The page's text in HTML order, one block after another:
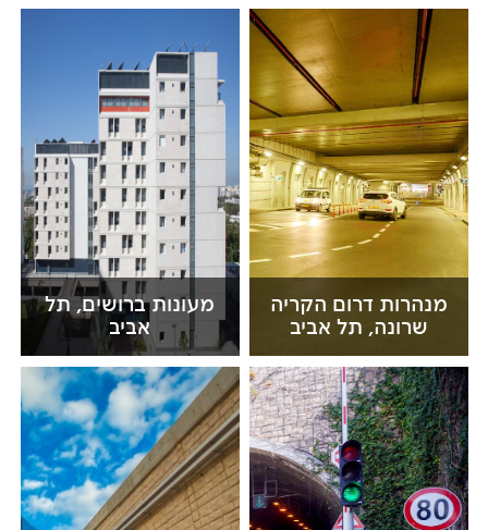
מנהרות דרום הקריה
שרונה, תל אביב
מעונות ברושים, תל
אביב